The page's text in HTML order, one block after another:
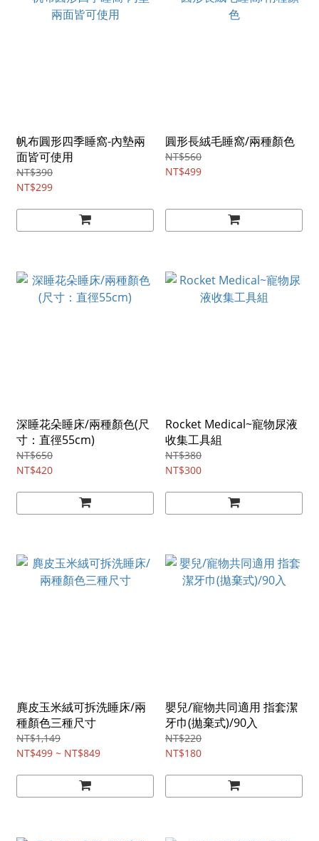
帆布圓形四季睡窩-內墊兩
面皆可使用
NT$390
NT$299
圓形長絨毛睡窩/兩種顏色
NT$560
NT$499
深睡花朵睡床/兩種顏色(尺
寸：直徑55cm)
NT$650
NT$420
Rocket Medical~寵物尿液
收集工具組
NT$380
NT$300
麂皮玉米絨可拆洗睡床/兩
種顏色三種尺寸
NT$1,149
NT$499 ~ NT$849
嬰兒/寵物共同適用 指套潔
牙巾(拋棄式)/90入
NT$220
NT$180